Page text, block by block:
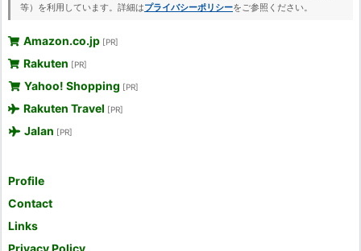
等）を利用しています。詳細はプライバシーポリシーをご参照ください。
Amazon.co.jp [PR]
Rakuten [PR]
Yahoo! Shopping [PR]
Rakuten Travel [PR]
Jalan [PR]
Profile
Contact
Links